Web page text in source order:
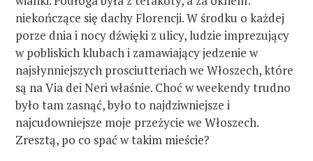
niekończące się dachy Florencji. W środku o każdej
porze dnia i nocy dźwięki z ulicy, ludzie imprezujący
w pobliskich klubach i zamawiający jedzenie w
najsłynniejszych prosciutteriach we Włoszech, które
są na Via dei Neri właśnie. Choć w weekendy trudno
było tam zasnąć, było to najdziwniejsze i
najcudowniejsze moje przeżycie we Włoszech.
Zresztą, po co spać w takim mieście?